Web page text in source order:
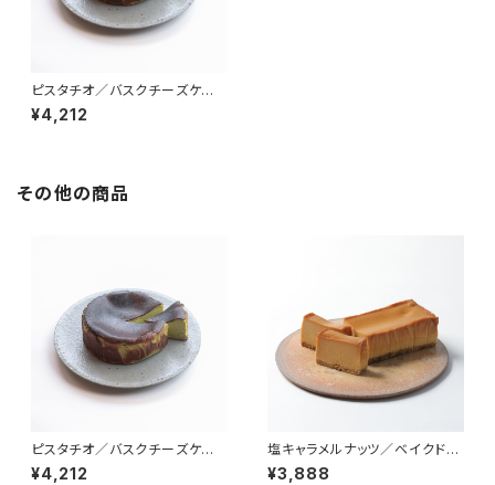
ピスタチオ／バスクチーズケー
キ（冷凍）
¥4,212
その他の商品
ピスタチオ／バスクチーズケー
キ（冷凍）
¥4,212
塩キャラメルナッツ／ベイクドチ
ーズケーキ（冷凍）
¥3,888